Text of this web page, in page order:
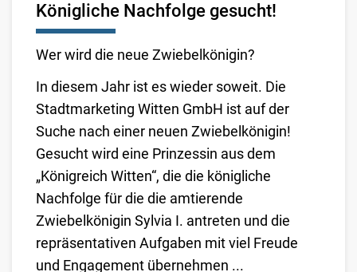
Königliche Nachfolge gesucht!
Wer wird die neue Zwiebelkönigin?
In diesem Jahr ist es wieder soweit. Die
Stadtmarketing Witten GmbH ist auf der
Suche nach einer neuen Zwiebelkönigin!
Gesucht wird eine Prinzessin aus dem
„Königreich Witten“, die die königliche
Nachfolge für die die amtierende
Zwiebelkönigin Sylvia I. antreten und die
repräsentativen Aufgaben mit viel Freude
und Engagement übernehmen ...